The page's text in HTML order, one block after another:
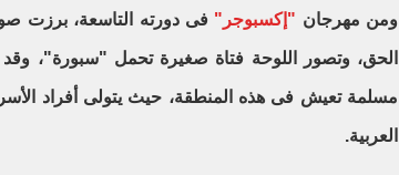
ومن مهرجان "إكسبوجر" فى دورته التاسعة، برزت
الحق، وتصور اللوحة فتاة صغيرة تحمل "سبورة"، وقد
مسلمة تعيش فى هذه المنطقة، حيث يتولى أفراد
العربية.